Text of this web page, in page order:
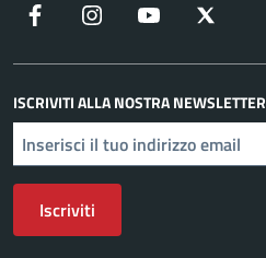
Facebook Instagram YouTube
ISCRIVITI ALLA NOSTRA NEWSLETTER